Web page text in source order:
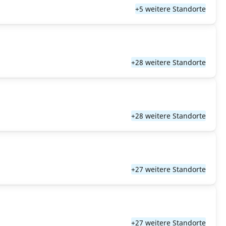
+5 weitere Standorte
+28 weitere Standorte
+28 weitere Standorte
+27 weitere Standorte
+27 weitere Standorte